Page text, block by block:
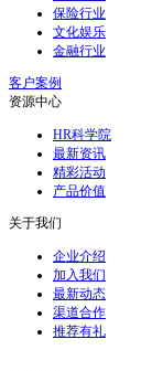
保险行业
文化娱乐
金融行业
客户案例
资源中心
HR科学院
最新资讯
精彩活动
产品价值
关于我们
企业介绍
加入我们
最新动态
渠道合作
推荐有礼